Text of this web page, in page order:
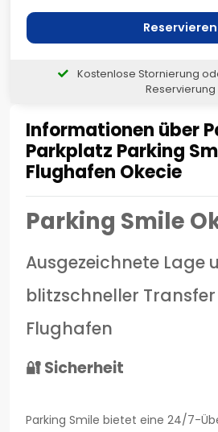
Informationen über
Parkplatz Parking
Flughafen Okecie
Parking Smile
Ausgezeichnete Lage
blitzschneller
Flughafen
🔐 Sicherheit
Parking Smile bietet eine 24/7-
Reservieren
Kostenlose Stornierung
Reservierung